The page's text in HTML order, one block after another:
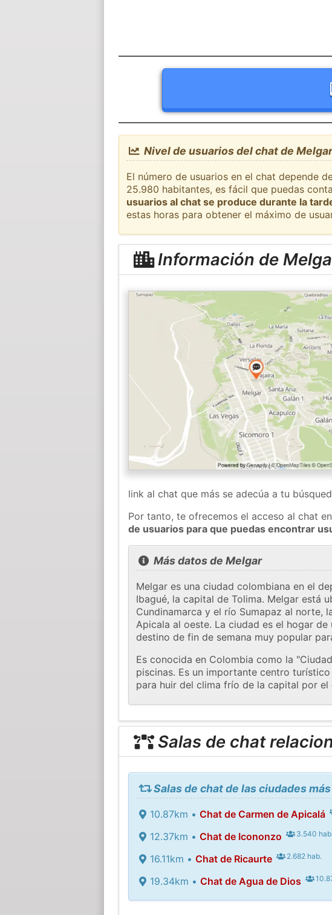
Nivel de usuarios del chat de Melgar
El número de usuarios en el chat depende
25.980 habitantes, es fácil que puedas
usuarios al chat se produce durante la
estas horas para obtener el máximo de
Información de
link al chat que más se adecúa a tu
Por tanto, te ofrecemos el acceso al chat
de usuarios para que puedas encontrar
Más datos de Melgar
Melgar es una ciudad colombiana en el
Ibagué, la capital de Tolima. Melgar está
Cundinamarca y el río Sumapaz al norte,
Apicala al oeste. La ciudad es el hogar
destino de fin de semana muy popular
Es conocida en Colombia como la
piscinas. Es un importante centro
para huir del clima frío de la capital por el
Salas de chat
Salas de chat de las ciudades
10.87km • Chat de Carmen de Apicalá
12.37km • Chat de Icononzo 3.540 hab.
16.11km • Chat de Ricaurte 2.682 hab.
19.34km • Chat de Agua de Dios